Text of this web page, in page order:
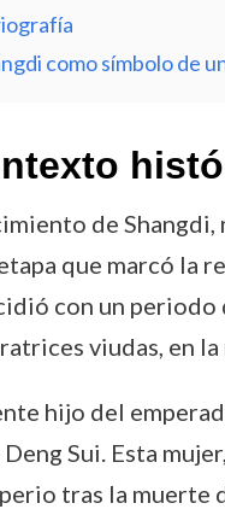
como símbolo de
de
que marcó la
con un
viudas, en
hijo del
Deng Sui. Esta
tras la muerte